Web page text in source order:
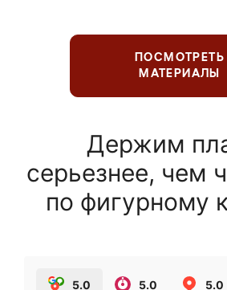
ПОСМОТРЕТЬ
МАТЕРИАЛЫ
Держим
серьезнее, чем
по фигурному
5.0 5.0 5.0